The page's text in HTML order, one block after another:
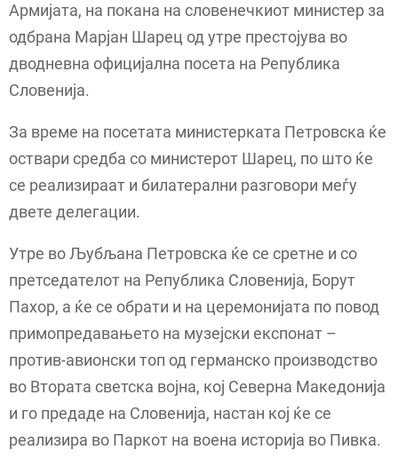
Армијата, на покана на словенечкиот министер за
одбрана Марјан Шарец од утре престојува во
дводневна официјална посета на Република
Словенија.
За време на посетата министерката Петровска ќе
оствари средба со министерот Шарец, по што ќе
се реализираат и билатерални разговори меѓу
двете делегации.
Утре во Љубљана Петровска ќе се сретне и со
претседателот на Република Словенија, Борут
Пахор, а ќе се обрати и на церемонијата по повод
примопредавањето на музејски експонат –
против-авионски топ од германско производство
во Втората светска војна, кој Северна Македонија
и го предаде на Словенија, настан кој ќе се
реализира во Паркот на воена историја во Пивка.